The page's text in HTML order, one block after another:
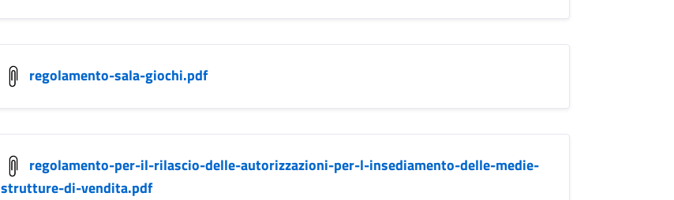
regolamento-sala-giochi.pdf
regolamento-per-il-rilascio-delle-autorizzazioni-per-l-insediamento-delle-medie-
strutture-di-vendita.pdf